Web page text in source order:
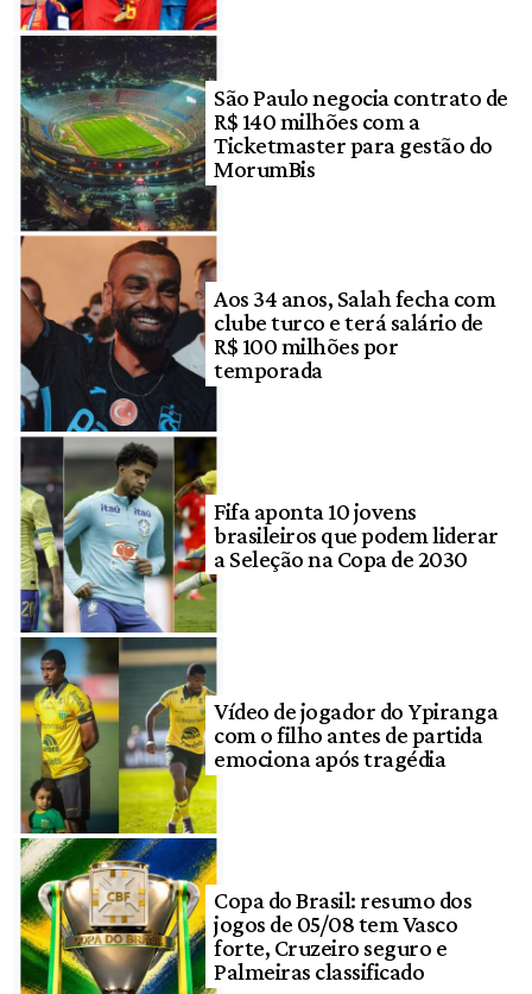
São Paulo negocia contrato de
R$ 140 milhões com a
Ticketmaster para gestão do
MorumBis
Aos 34 anos, Salah fecha com
clube turco e terá salário de
R$ 100 milhões por
temporada
Fifa aponta 10 jovens
brasileiros que podem liderar
a Seleção na Copa de 2030
Vídeo de jogador do Ypiranga
com o filho antes de partida
emociona após tragédia
Copa do Brasil: resumo dos
jogos de 05/08 tem Vasco
forte, Cruzeiro seguro e
Palmeiras classificado